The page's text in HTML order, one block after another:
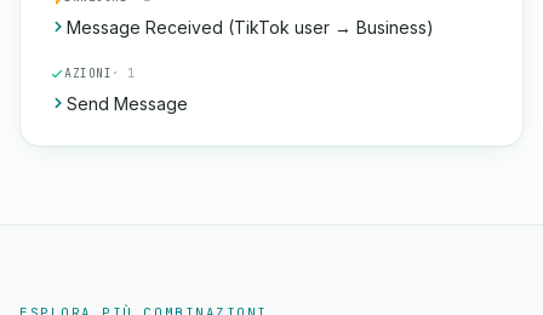
Message Received (TikTok user → Business)
AZIONI · 1
Send Message